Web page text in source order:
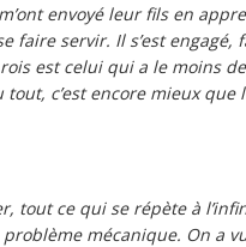
envoyé leur fils en
faire servir. Il s’est engagé,
est celui qui a le moins
c’est encore mieux que
tout ce qui se répète à
mécanique. On a